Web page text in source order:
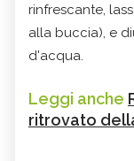
rinfrescante,
alla buccia), e
d'acqua.
Leggi anche
ritrovato